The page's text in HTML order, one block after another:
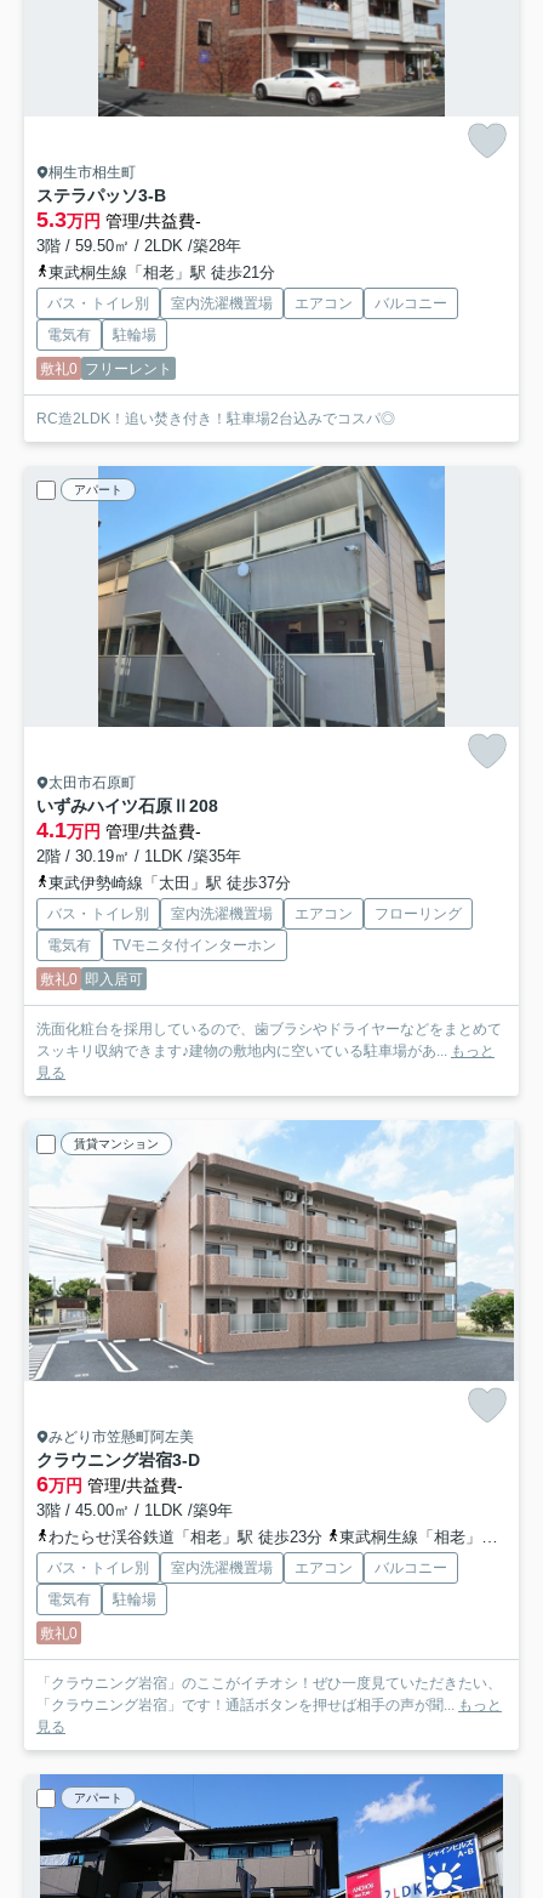
桐生市相生町
ステラパッソ3-B
5.3万円 管理/共益費-
3階 / 59.50㎡ / 2LDK /築28年
東武桐生線「相老」駅 徒歩21分
バス・トイレ別 室内洗濯機置場 エアコン
バルコニー
電気有
駐輪場
敷礼0 フリーレント
RC造2LDK！追い焚き付き！駐車場2台込みでコスパ◎
アパート
太田市石原町
いずみハイツ石原Ⅱ 208
4.1万円 管理/共益費-
2階 / 30.19㎡ / 1LDK /築35年
東武伊勢崎線「太田」駅 徒歩37分
バス・トイレ別 室内洗濯機置場 エアコン
フローリング
電気有
TVモニタ付インターホン
敷礼0 即入居可
洗面化粧台を採用しているので、歯ブラシやドライヤーなどをまとめて
スッキリ収納できます♪建物の敷地内に空いている駐車場があ...
もっと
見る
賃貸マンション
みどり市笠懸町阿左美
クラウニング岩宿3-D
6万円 管理/共益費-
3階 / 45.00㎡ / 1LDK /築9年
わたらせ渓谷鉄道「相老」駅 徒歩23分
東武桐生線「相老」駅 徒歩23分
バス・トイレ別 室内洗濯機置場 エアコン
バルコニー
電気有
駐輪場
敷礼0
「クラウニング岩宿」のここがイチオシ！ぜひ一度見ていただきたい、
「クラウニング岩宿」です！通話ボタンを押せば相手の声が聞...
もっと
見る
アパート